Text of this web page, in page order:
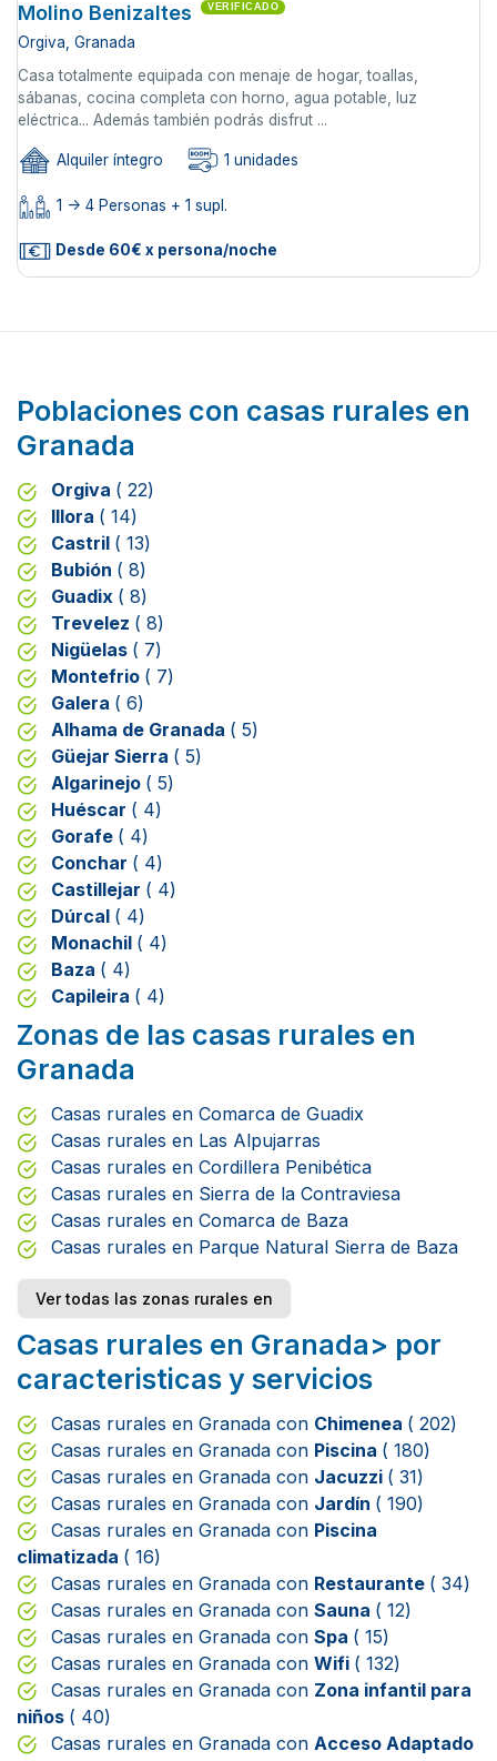
Molino Benizaltes VERIFICADO
Orgiva, Granada
Casa totalmente equipada con menaje de hogar, toallas,
sábanas, cocina completa con horno, agua potable, luz
eléctrica... Además también podrás disfrut ...
Alquiler íntegro 1 unidades
1 -> 4 Personas + 1 supl.
Desde 60€ x persona/noche
Poblaciones con casas rurales en
Granada
Orgiva ( 22)
Illora ( 14)
Castril ( 13)
Bubión ( 8)
Guadix ( 8)
Trevelez ( 8)
Nigüelas ( 7)
Montefrio ( 7)
Galera ( 6)
Alhama de Granada ( 5)
Güejar Sierra ( 5)
Algarinejo ( 5)
Huéscar ( 4)
Gorafe ( 4)
Conchar ( 4)
Castillejar ( 4)
Dúrcal ( 4)
Monachil ( 4)
Baza ( 4)
Capileira ( 4)
Zonas de las casas rurales en
Granada
Casas rurales en Comarca de Guadix
Casas rurales en Las Alpujarras
Casas rurales en Cordillera Penibética
Casas rurales en Sierra de la Contraviesa
Casas rurales en Comarca de Baza
Casas rurales en Parque Natural Sierra de Baza
Ver todas las zonas rurales en
Casas rurales en Granada> por
caracteristicas y servicios
Casas rurales en Granada con Chimenea ( 202)
Casas rurales en Granada con Piscina ( 180)
Casas rurales en Granada con Jacuzzi ( 31)
Casas rurales en Granada con Jardín ( 190)
Casas rurales en Granada con Piscina
climatizada ( 16)
Casas rurales en Granada con Restaurante ( 34)
Casas rurales en Granada con Sauna ( 12)
Casas rurales en Granada con Spa ( 15)
Casas rurales en Granada con Wifi ( 132)
Casas rurales en Granada con Zona infantil para
niños ( 40)
Casas rurales en Granada con Acceso Adaptado